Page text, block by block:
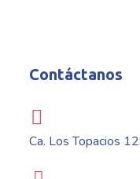
Contáctanos
Ca. Los Topacios